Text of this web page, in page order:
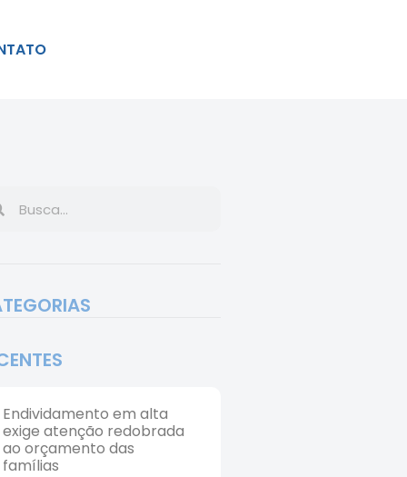
Endividamento em alta
exige atenção redobrada
ao orçamento das
famílias